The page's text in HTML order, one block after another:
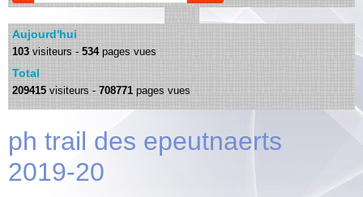
Aujourd'hui
103 visiteurs - 534pages vues
Total
209415 visiteurs - 708771 pages vues
ph trail des epeutnaerts
2019-20